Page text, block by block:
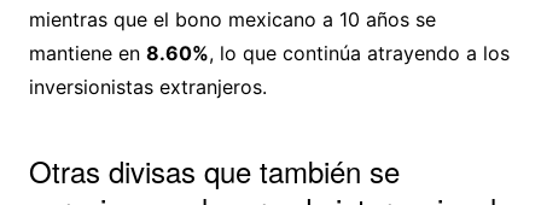
mientras que el bono mexicano a 10 años se
mantiene en 8.60%, lo que continúa atrayendo a los
inversionistas extranjeros.
Otras divisas que también se